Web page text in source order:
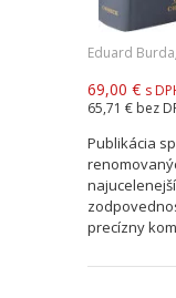
Eduard Burda
69,00 € s
65,71 € bez
Publikácia
precízny